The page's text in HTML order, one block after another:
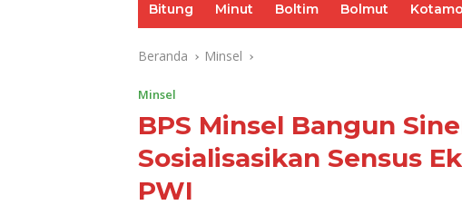
e
Bitung Minut Boltim Bolmut
Beranda Minsel
Minsel
BPS Minsel Bangun
Sosialisasikan Sensus
PWI